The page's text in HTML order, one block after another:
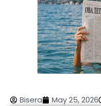
Bisera May 25, 2026